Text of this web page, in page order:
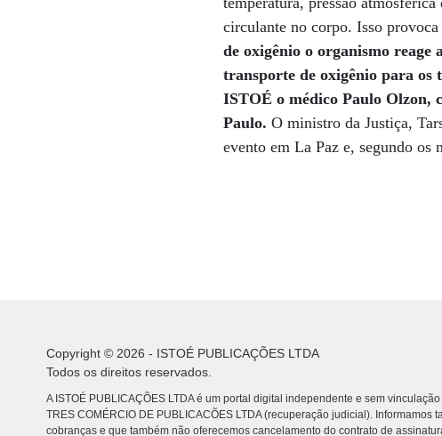
circulante no corpo. Isso
de oxigênio o organismo reage
transporte de oxigênio para os
ISTOÉ o médico Paulo Olzon,
Paulo. O ministro da Justiça,
evento em La Paz e, segundo
Copyright © 2026 - ISTOÉ PUBLICAÇÕES LTDA
Todos os direitos reservados.
A ISTOÉ PUBLICAÇÕES LTDA é um portal digital independente e sem
TRES COMÉRCIO DE PUBLICACÕES LTDA (recuperação judicial). Informamos
cobranças e que também não oferecemos cancelamento do contrato de